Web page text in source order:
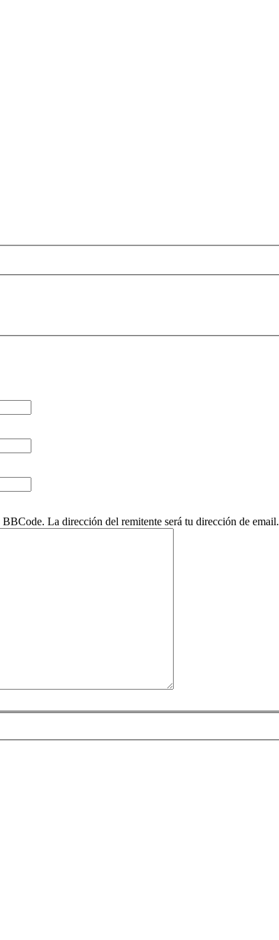
La dirección del remitente será tu dirección de email.